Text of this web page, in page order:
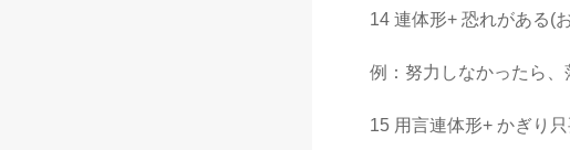
14 連体形+ 恐れがある(
例：努力しなかったら、落
15 用言連体形+ かぎり